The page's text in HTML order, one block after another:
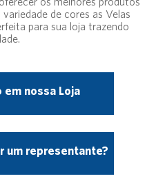
de cores as Velas
para sua loja trazendo
nossa Loja
um representante?